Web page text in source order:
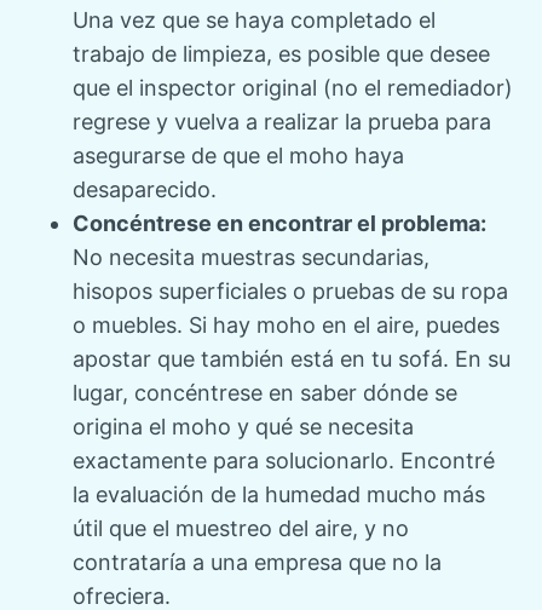
Una vez que se haya completado el
trabajo de limpieza, es posible que desee
que el inspector original (no el remediador)
regrese y vuelva a realizar la prueba para
asegurarse de que el moho haya
desaparecido.
Concéntrese en encontrar el problema:
No necesita muestras secundarias,
hisopos superficiales o pruebas de su ropa
o muebles. Si hay moho en el aire, puedes
apostar que también está en tu sofá. En su
lugar, concéntrese en saber dónde se
origina el moho y qué se necesita
exactamente para solucionarlo. Encontré
la evaluación de la humedad mucho más
útil que el muestreo del aire, y no
contrataría a una empresa que no la
ofreciera.